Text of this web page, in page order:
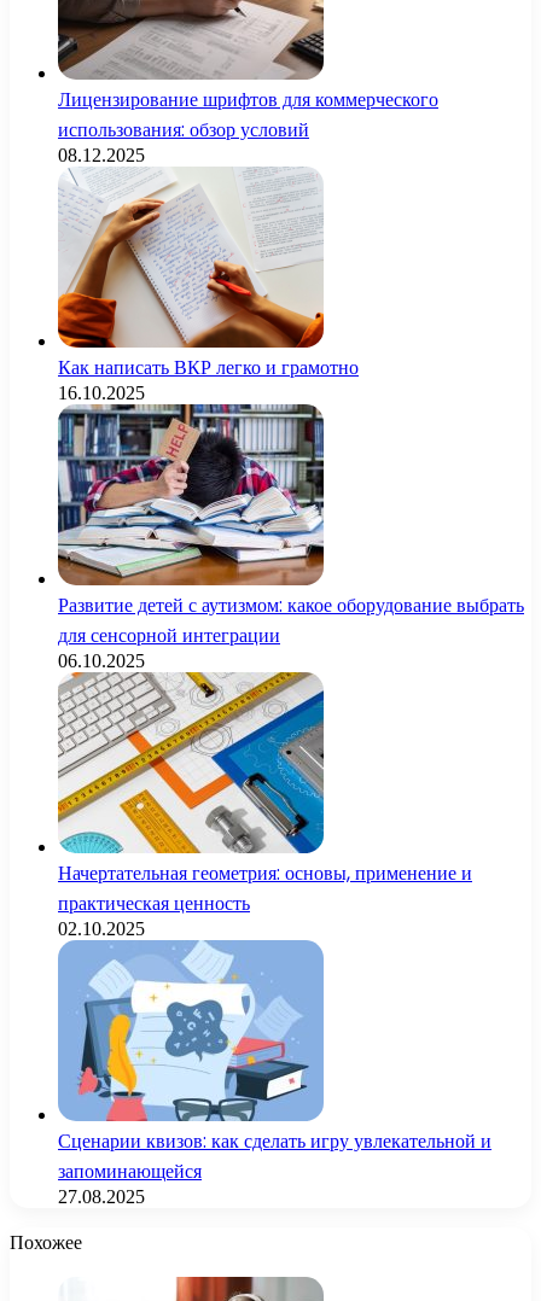
Лицензирование шрифтов для коммерческого
использования: обзор условий
08.12.2025
Как написать ВКР легко и грамотно
16.10.2025
Развитие детей с аутизмом: какое оборудование выбрать
для сенсорной интеграции
06.10.2025
Начертательная геометрия: основы, применение и
практическая ценность
02.10.2025
Сценарии квизов: как сделать игру увлекательной и
запоминающейся
27.08.2025
Похожее